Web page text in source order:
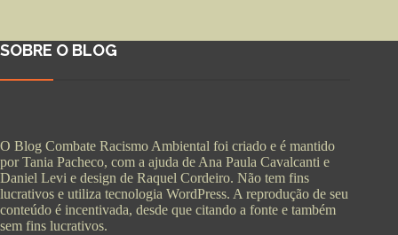
SOBRE O BLOG
O Blog Combate Racismo Ambiental foi criado e é mantido
por Tania Pacheco, com a ajuda de Ana Paula Cavalcanti e
Daniel Levi e design de Raquel Cordeiro. Não tem fins
lucrativos e utiliza tecnologia WordPress. A reprodução de seu
conteúdo é incentivada, desde que citando a fonte e também
sem fins lucrativos.